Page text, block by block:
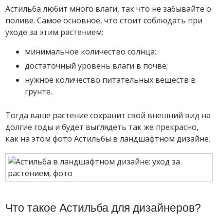
Астильба любит много влаги, так что не забывайте о
поливе. Самое основное, что стоит соблюдать при
уходе за этим растением:
минимальное количество солнца;
достаточный уровень влаги в почве;
нужное количество питательных веществ в
грунте.
Тогда ваше растение сохранит свой внешний вид на
долгие годы и будет выглядеть так же прекрасно,
как на этом фото Астильбы в ландшафтном дизайне.
Что такое Астильба для дизайнеров?